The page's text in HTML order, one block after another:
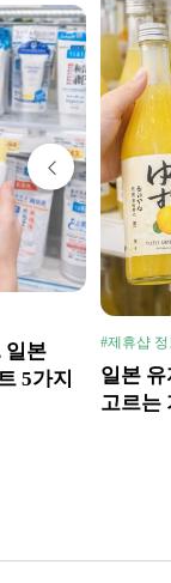
일본
5가지
#제휴샵 정
일본 유
고르는